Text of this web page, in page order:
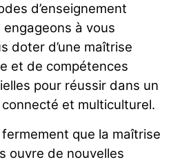
d’enseignement
à vous
doter d’une maîtrise
et de compétences
pour réussir dans un
et multiculturel.
que la maîtrise
ouvre de nouvelles